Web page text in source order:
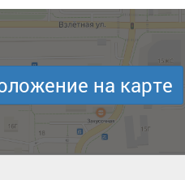
на карте